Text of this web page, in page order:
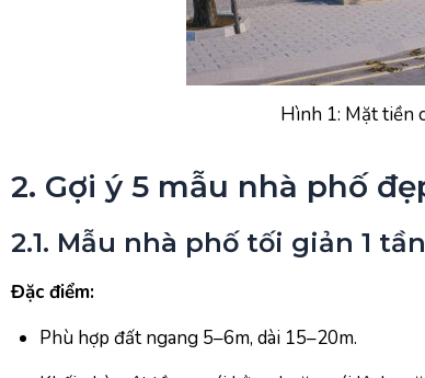
Hình 1: Mặt tiền
2. Gợi ý 5 mẫu nhà phố
2.1. Mẫu nhà phố tối giản 1
Đặc điểm:
Phù hợp đất ngang 5–6m, dài 15–20m.